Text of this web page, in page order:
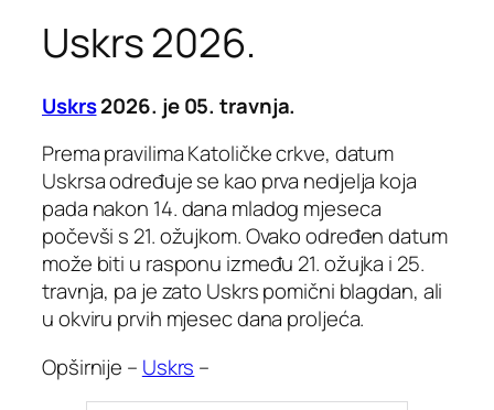
Uskrs 2026.
Uskrs2026. je 05. travnja.
Prema pravilima Katoličke crkve, datum
Uskrsa određuje se kao prva nedjelja koja
pada nakon 14. dana mladog mjeseca
počevši s 21. ožujkom. Ovako određen datum
može biti u rasponu između 21. ožujka i 25.
travnja, pa je zato Uskrs pomični blagdan, ali
u okviru prvih mjesec dana proljeća.
Opširnije – Uskrs –